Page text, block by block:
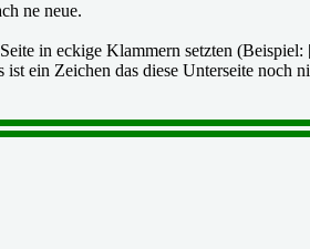
ne neue.
in eckige Klammern setzten
ein Zeichen das diese Unterseite noch